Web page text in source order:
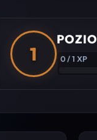
1 0 / 1 XP